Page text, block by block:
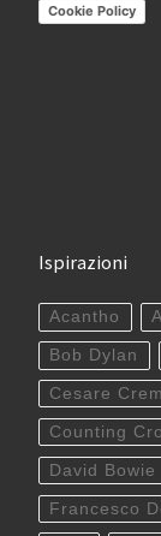
Cookie Policy
Ispirazioni
Acantho
Bob Dylan
Cesare
Counting
David Bowie
Francesco